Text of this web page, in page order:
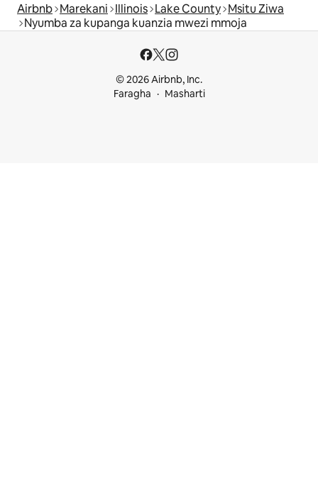
Airbnb Marekani Illinois Lake County Msitu Ziwa
Nyumba za kupanga kuanzia mwezi mmoja
© 2026 Airbnb, Inc.
Faragha
Masharti